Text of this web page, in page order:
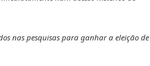
nas pesquisas para ganhar a eleição de